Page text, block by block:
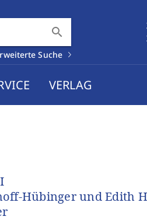
search
Suche
VERLAG
Hübinger und Edith